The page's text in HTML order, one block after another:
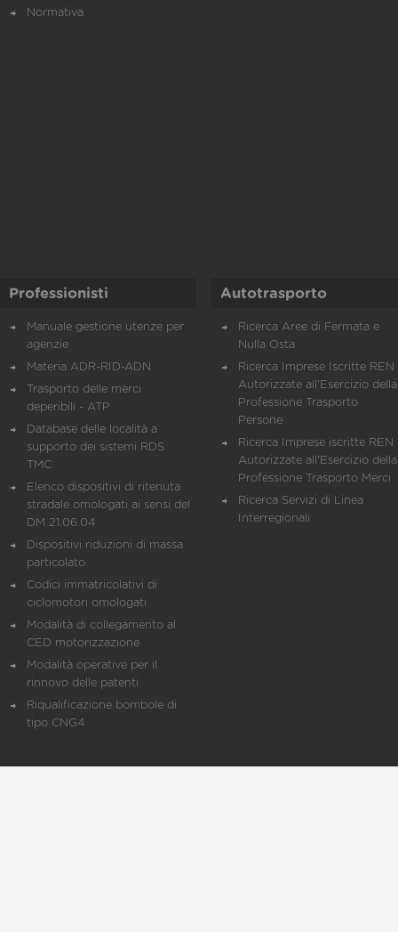
Normativa
Professionisti
Manuale gestione utenze per
agenzie
Materia ADR-RID-ADN
Trasporto delle merci
deperibili - ATP
Database delle località a
supporto dei sistemi RDS
TMC
Elenco dispositivi di ritenuta
stradale omologati ai sensi del
DM 21.06.04
Dispositivi riduzioni di massa
particolato
Codici immatricolativi di
ciclomotori omologati
Modalità di collegamento al
CED motorizzazione
Modalità operative per il
rinnovo delle patenti
Riqualificazione bombole di
tipo CNG4
Autotrasporto
Ricerca Aree di Fermata e
Nulla Osta
Ricerca Imprese Iscritte REN
Autorizzate all'Esercizio della
Professione Trasporto
Persone
Ricerca Imprese iscritte REN
Autorizzate all'Esercizio della
Professione Trasporto Merci
Ricerca Servizi di Linea
Interregionali